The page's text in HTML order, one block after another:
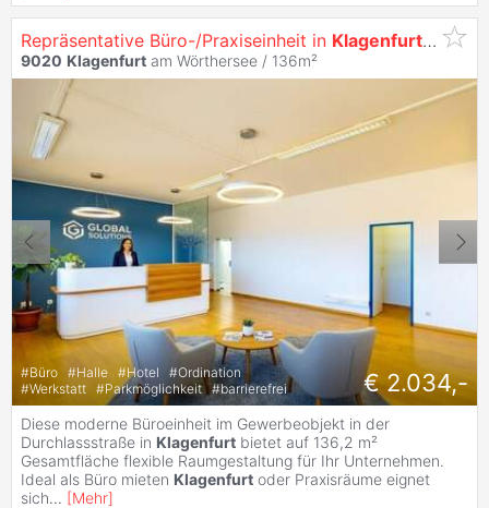
Repräsentative Büro-/Praxiseinheit in Klagenfurt- 136,2
9020 Klagenfurt am Wörthersee / 136m²
#Büro #Halle #Hotel #Ordination
#Werkstatt #Parkmöglichkeit #barrierefrei € 2.034,-
Diese moderne Büroeinheit im Gewerbeobjekt in der
Durchlassstraße in Klagenfurt bietet auf 136,2 m²
Gesamtfläche flexible Raumgestaltung für Ihr Unternehmen.
Ideal als Büro mieten Klagenfurt oder Praxisräume eignet
sich... [Mehr]